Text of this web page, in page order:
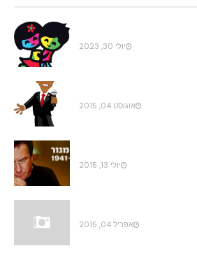
יולי 30, 2023
אוגוסט 04, 2015
יולי 13, 2015
אפריל 04, 2015